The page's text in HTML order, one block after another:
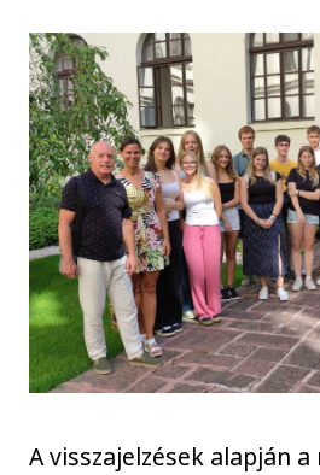
A visszajelzések alapján